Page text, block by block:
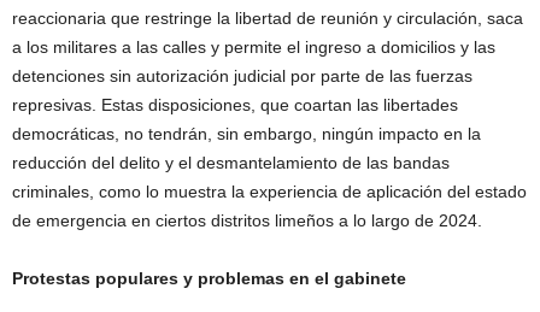
reaccionaria que restringe la libertad de reunión y circulación, saca
a los militares a las calles y permite el ingreso a domicilios y las
detenciones sin autorización judicial por parte de las fuerzas
represivas. Estas disposiciones, que coartan las libertades
democráticas, no tendrán, sin embargo, ningún impacto en la
reducción del delito y el desmantelamiento de las bandas
criminales, como lo muestra la experiencia de aplicación del estado
de emergencia en ciertos distritos limeños a lo largo de 2024.
Protestas populares y problemas en el gabinete